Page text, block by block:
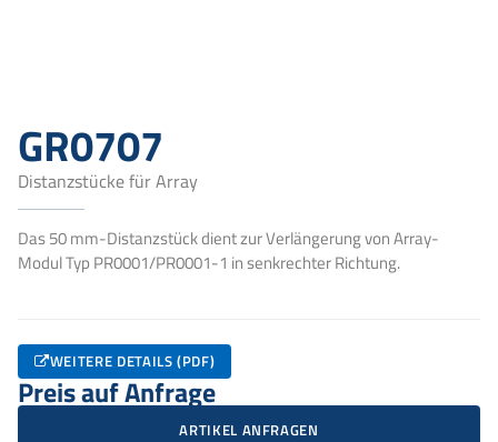
GR0707
Distanzstücke für Array
Das 50 mm-Distanzstück dient zur Verlängerung von Array-
Modul Typ PR0001/PR0001-1 in senkrechter Richtung.
WEITERE DETAILS (PDF)
Preis auf Anfrage
ARTIKEL ANFRAGEN